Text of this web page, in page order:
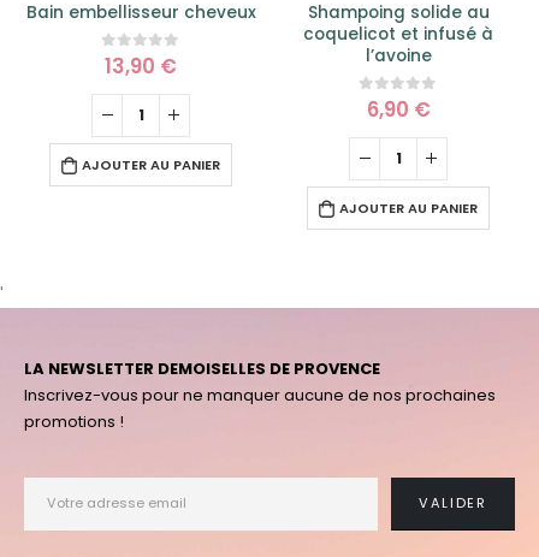
embellisseur cheveux
sur 5
13,90€
AJOUTER AU PANIER
Shampoing solide au
coquelicot et infusé à
l’avoine
sur 5
6,90€
AJOUTER AU PANIER
'
LA NEWSLETTER DEMOISELLES DE PROVENCE
Inscrivez-vous pour ne manquer aucune de nos prochaines
promotions !